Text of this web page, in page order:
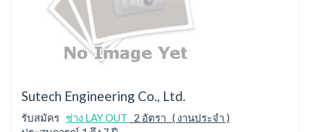
Sutech Engineering Co., Ltd.
รับสมัคร ช่าง LAY OUT
2 อัตรา ( งานประจำ )